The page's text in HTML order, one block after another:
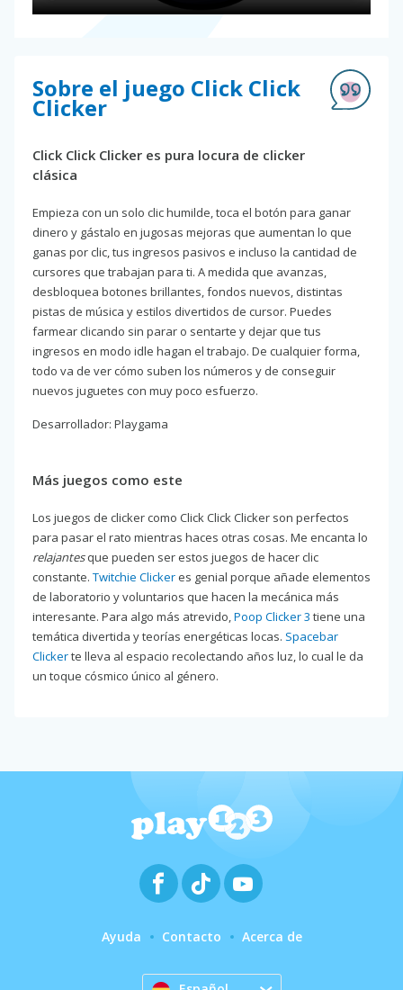
Sobre el juego Click Click
Clicker
Click Click Clicker es pura locura de clicker
clásica
Empieza con un solo clic humilde, toca el botón para ganar
dinero y gástalo en jugosas mejoras que aumentan lo que
ganas por clic, tus ingresos pasivos e incluso la cantidad de
cursores que trabajan para ti. A medida que avanzas,
desbloquea botones brillantes, fondos nuevos, distintas
pistas de música y estilos divertidos de cursor. Puedes
farmear clicando sin parar o sentarte y dejar que tus
ingresos en modo idle hagan el trabajo. De cualquier forma,
todo va de ver cómo suben los números y de conseguir
nuevos juguetes con muy poco esfuerzo.
Desarrollador: Playgama
Más juegos como este
Los juegos de clicker como Click Click Clicker son perfectos
para pasar el rato mientras haces otras cosas. Me encanta lo
relajantesque pueden ser estos juegos de hacer clic
constante. Twitchie Clicker es genial porque añade elementos
de laboratorio y voluntarios que hacen la mecánica más
interesante. Para algo más atrevido,Poop Clicker 3 tiene una
temática divertida y teorías energéticas locas. Spacebar
Clickerte lleva al espacio recolectando años luz, lo cual le da
un toque cósmico único al género.
Ayuda Contacto Acerca de